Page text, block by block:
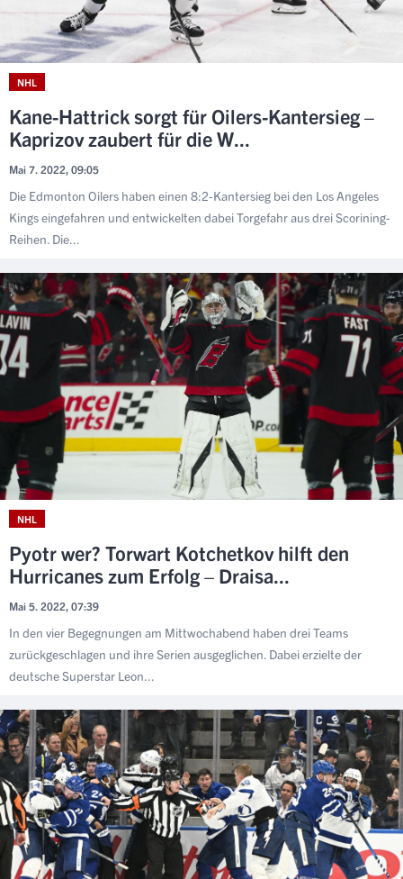
NHL
Kane-Hattrick sorgt für Oilers-Kantersieg –
Kaprizov zaubert für die W...
Mai 7. 2022, 09:05
Die Edmonton Oilers haben einen 8:2-Kantersieg bei den Los Angeles
Kings eingefahren und entwickelten dabei Torgefahr aus drei Scorining-
Reihen. Die...
NHL
Pyotr wer? Torwart Kotchetkov hilft den
Hurricanes zum Erfolg – Draisa...
Mai 5. 2022, 07:39
In den vier Begegnungen am Mittwochabend haben drei Teams
zurückgeschlagen und ihre Serien ausgeglichen. Dabei erzielte der
deutsche Superstar Leon...